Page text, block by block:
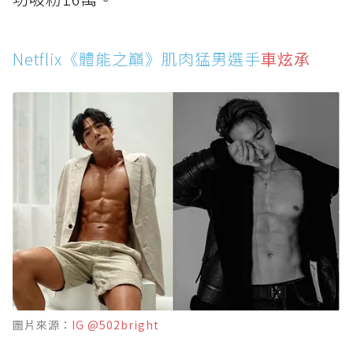
Netflix《體能之巔》肌肉猛男選手車炫承
圖片來源： IG @502bright